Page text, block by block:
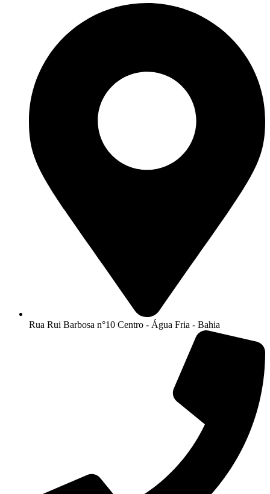
Rua Rui Barbosa n°10 Centro - Água Fria - Bahia